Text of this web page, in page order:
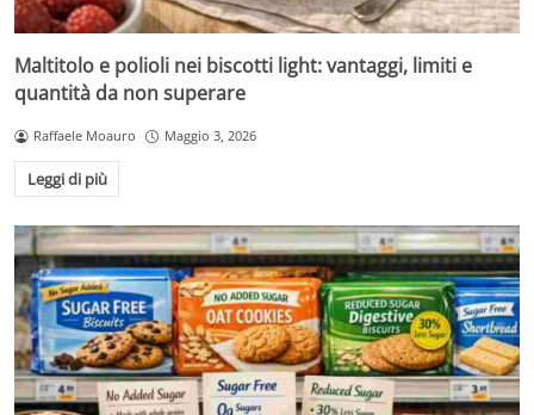
Maltitolo e polioli nei biscotti light: vantaggi, limiti e
quantità da non superare
Raffaele Moauro Maggio 3, 2026
Leggi di più